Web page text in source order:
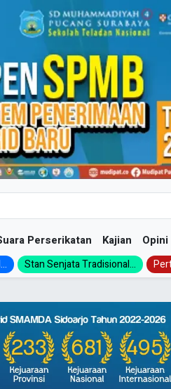
Perserikatan Kajian Opini
Stan Senjata Tradisional...